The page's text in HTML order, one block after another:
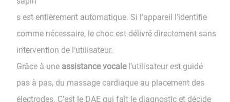
s est entièrement automatique. Si l’appareil l’identifie
comme nécessaire, le choc est délivré directement sans
intervention de l’utilisateur.
​​​​​​​Grâce à une assistance vocalel’utilisateur est guidé
pas à pas, du massage cardiaque au placement des
électrodes. C’est le DAE qui fait le diagnostic et décide